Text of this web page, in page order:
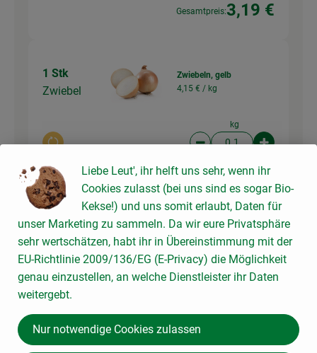
Gesamtpreis:3,19 €
1 Stk
Zwiebel
Auswahl ändern
Zwiebeln, gelb
4,15 € / kg
kg
Artikelanzahl
Gesamtpreis: 0,42 €
Du hast sicher:
1 Prise
Flocken
Chili Flocken, Packung
73,11 € /
Liebe Leut', ihr helft uns sehr, wenn ihr
Cookies zulasst (bei uns sind es sogar Bio-
Kekse!) und uns somit erlaubt, Daten für
unser Marketing zu sammeln. Da wir eure Privatsphäre
sehr wertschätzen, habt ihr in Übereinstimmung mit der
EU-Richtlinie 2009/136/EG (E-Privacy) die Möglichkeit
genau einzustellen, an welche Dienstleister ihr Daten
weitergebt.
Nur notwendige Cookies zulassen